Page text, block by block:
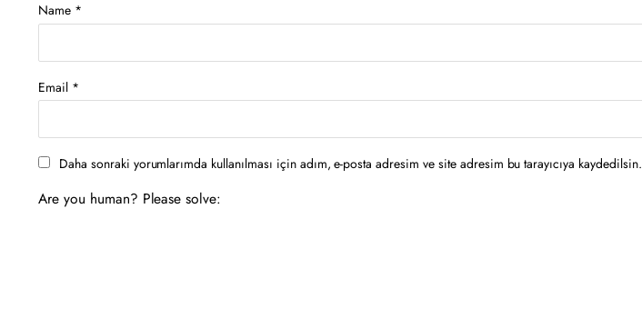
Name *
Email *
Daha sonraki yorumlarımda kullanılması için adım, e-posta adresim ve site adresim bu tarayıcıya kaydedilsin.
Are you human? Please solve: